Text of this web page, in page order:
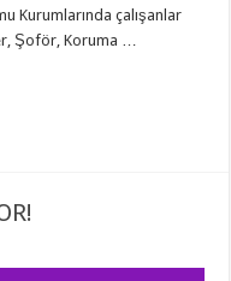
Kurumlarında çalışanlar
Şoför, Koruma …